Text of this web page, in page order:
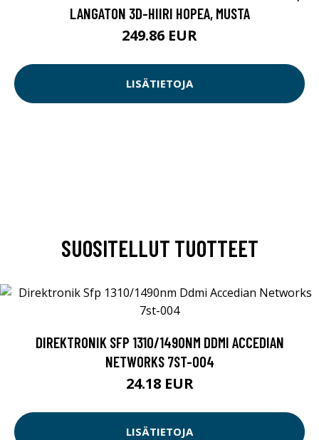
LANGATON 3D-HIIRI HOPEA, MUSTA
249.86 EUR
LISÄTIETOJA
SUOSITELLUT TUOTTEET
DIREKTRONIK SFP 1310/1490NM DDMI ACCEDIAN
NETWORKS 7ST-004
24.18 EUR
LISÄTIETOJA